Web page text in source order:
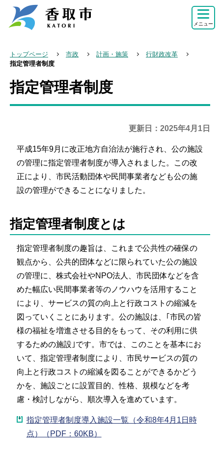
メニュー
トップページ 市政 計画・施策
行財政改革
指定管理者制度
本
指定管理者制度
更新日：2025年4月1日
平成15年9月に改正地方自治法が施行され、公の施設
の管理に指定管理者制度が導入されました。この改
正により、市民活動団体や民間事業者なども公の施
設の管理ができることになりました。
指定管理者制度とは
指定管理者制度の趣旨は、これまで公共性の確保の
観点から、公共的団体などに限られていた公の施設
の管理に、株式会社やNPO法人、市民団体などを含
めた幅広い民間事業者等のノウハウを活用すること
により、サービスの質の向上と行政コストの縮減を
図っていくことにあります。公の施設は、｢市民の皆
様の福祉を増進させる目的をもって、その利用に供
するための施設｣です。市では、このことを基本にお
いて、指定管理者制度により、市民サービスの質の
向上と行政コストの縮減を図ることができるかどう
かを、施設ごとに設置目的、性格、規模などを考
慮・検討しながら、順次導入を進めています。
指定管理者制度導入施設一覧（令和8年4月1日時
点）（PDF：60KB）